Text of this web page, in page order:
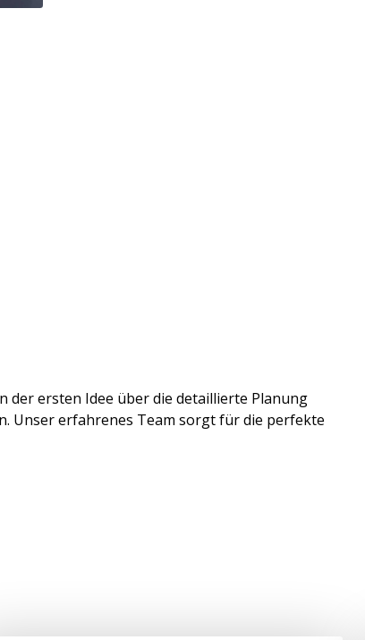
der ersten Idee über die detaillierte Planung
Unser erfahrenes Team sorgt für die perfekte